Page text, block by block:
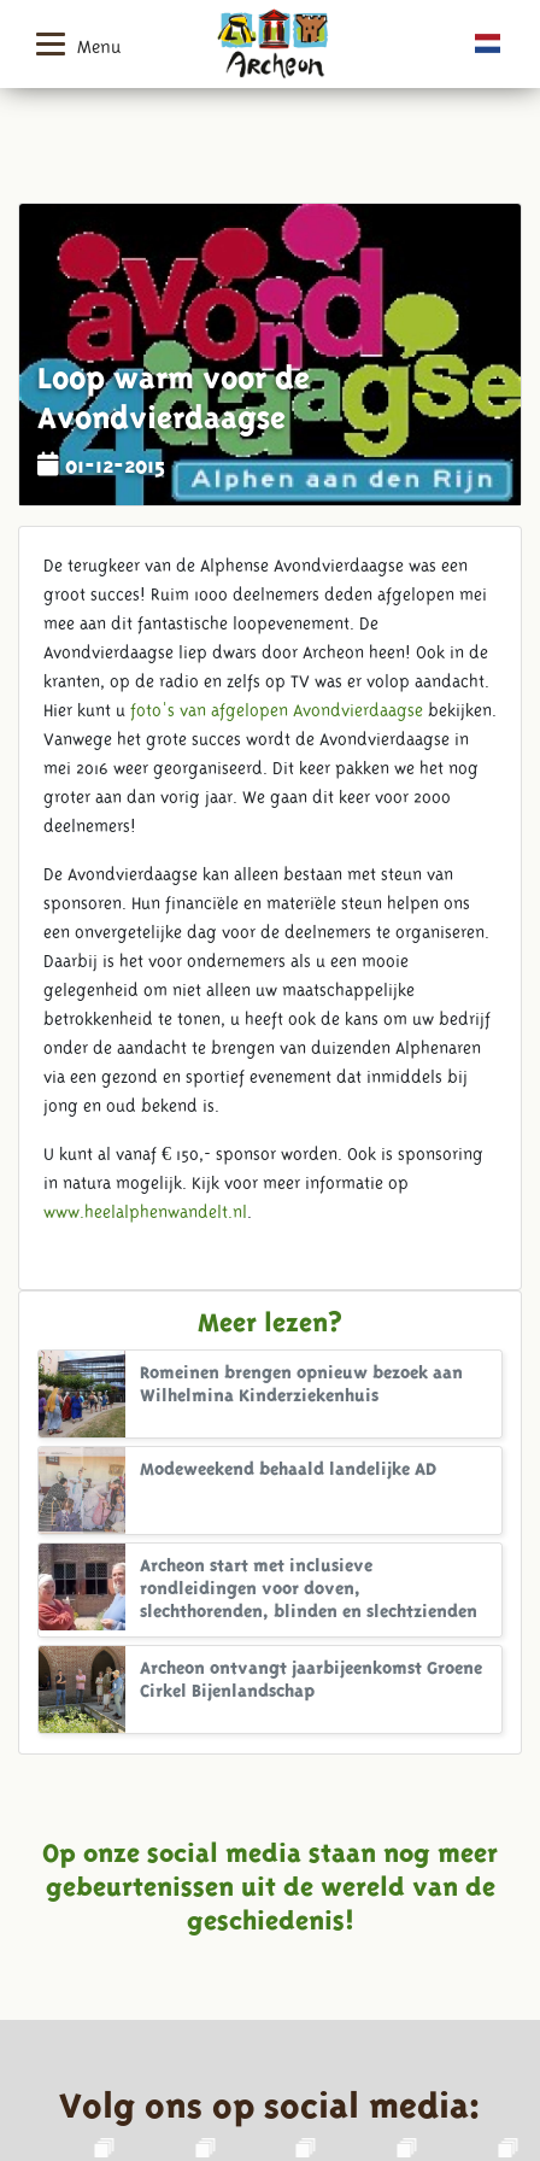
Menu
Loop warm voor de
Avondvierdaagse
01-12-2015
De terugkeer van de Alphense Avondvierdaagse was een
groot succes! Ruim 1000 deelnemers deden afgelopen mei
mee aan dit fantastische loopevenement. De
Avondvierdaagse liep dwars door Archeon heen! Ook in de
kranten, op de radio en zelfs op TV was er volop aandacht.
Hier kunt u fotoˈs van afgelopen Avondvierdaagse bekijken.
Vanwege het grote succes wordt de Avondvierdaagse in
mei 2016 weer georganiseerd. Dit keer pakken we het nog
groter aan dan vorig jaar. We gaan dit keer voor 2000
deelnemers!
De Avondvierdaagse kan alleen bestaan met steun van
sponsoren. Hun financiële en materiële steun helpen ons
een onvergetelijke dag voor de deelnemers te organiseren.
Daarbij is het voor ondernemers als u een mooie
gelegenheid om niet alleen uw maatschappelijke
betrokkenheid te tonen, u heeft ook de kans om uw bedrijf
onder de aandacht te brengen van duizenden Alphenaren
via een gezond en sportief evenement dat inmiddels bij
jong en oud bekend is.
U kunt al vanaf € 150,- sponsor worden. Ook is sponsoring
in natura mogelijk. Kijk voor meer informatie op
www.heelalphenwandelt.nl
Meer lezen?
Romeinen brengen opnieuw bezoek aan
Wilhelmina Kinderziekenhuis
Modeweekend behaald landelijke AD
Archeon start met inclusieve
rondleidingen voor doven,
slechthorenden, blinden en slechtzienden
Archeon ontvangt jaarbijeenkomst Groene
Cirkel Bijenlandschap
Op onze social media staan nog meer
gebeurtenissen uit de wereld van de
geschiedenis!
Volg ons op social media: